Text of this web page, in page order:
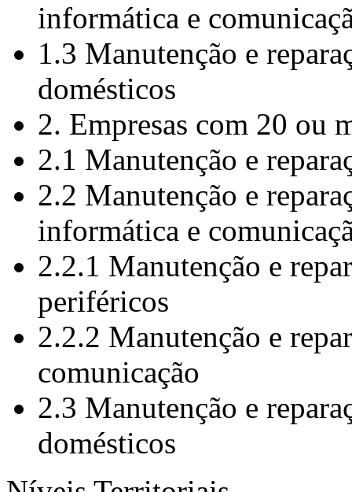
informática e
1.3 Manutenção e
domésticos
2. Empresas com 20 ou
2.1 Manutenção e
2.2 Manutenção e
informática e
2.2.1 Manutenção e
periféricos
2.2.2 Manutenção e
comunicação
2.3 Manutenção e
domésticos